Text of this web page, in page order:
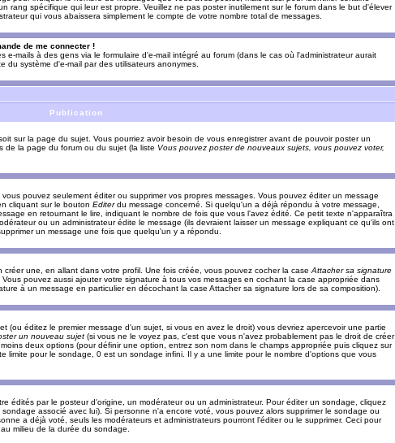
rang spécifique qui leur est propre. Veuillez ne pas poster inutilement sur le forum dans le but d'élever
qui vous abaissera simplement le compte de votre nombre total de messages.
de me connecter !
e-mails à des gens via le formulaire d'e-mail intégré au forum (dans le cas où l'administrateur aurait
du système d'e-mail par des utilisateurs anonymes.
Publication
sur la page du sujet. Vous pourriez avoir besoin de vous enregistrer avant de pouvoir poster un
de la page du forum ou du sujet (la liste Vous pouvez poster de nouveaux sujets, vous pouvez voter,
pouvez seulement éditer ou supprimer vos propres messages. Vous pouvez éditer un message
cliquant sur le bouton Editerdu message concerné. Si quelqu'un a déjà répondu à votre message,
en retournant le lire, indiquant le nombre de fois que vous l'avez édité. Ce petit texte n'apparaîtra
ou un administrateur édite le message (ils devraient laisser un message expliquant ce qu'ils ont
un message une fois que quelqu'un y a répondu.
une, en allant dans votre profil. Une fois créée, vous pouvez cocher la case Attacher sa signature
pouvez aussi ajouter votre signature à tous vos messages en cochant la case appropriée dans
à un message en particulier en décochant la case Attacher sa signature lors de sa composition).
(ou éditez le premier message d'un sujet, si vous en avez le droit) vous devriez apercevoir une partie
un nouveau sujet (si vous ne le voyez pas, c'est que vous n'avez probablement pas le droit de créer
deux options (pour définir une option, entrez son nom dans le champs appropriée puis cliquez sur
limite pour le sondage, 0 est un sondage infini. Il y a une limite pour le nombre d'options que vous
édités par le posteur d'origine, un modérateur ou un administrateur. Pour éditer un sondage, cliquez
associé avec lui). Si personne n'a encore voté, vous pouvez alors supprimer le sondage ou
a déjà voté, seuls les modérateurs et administrateurs pourront l'éditer ou le supprimer. Ceci pour
milieu de la durée du sondage.